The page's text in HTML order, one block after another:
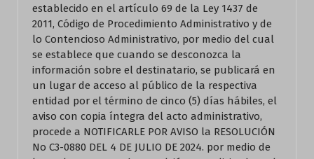
establecido en el artículo 69 de la Ley 1437 de
2011, Código de Procedimiento Administrativo y de
lo Contencioso Administrativo, por medio del cual
se establece que cuando se desconozca la
información sobre el destinatario, se publicará en
un lugar de acceso al público de la respectiva
entidad por el término de cinco (5) días hábiles, el
aviso con copia íntegra del acto administrativo,
procede a NOTIFICARLE POR AVISO la RESOLUCIÓN
No C3-0880 DEL 4 DE JULIO DE 2024. por medio de